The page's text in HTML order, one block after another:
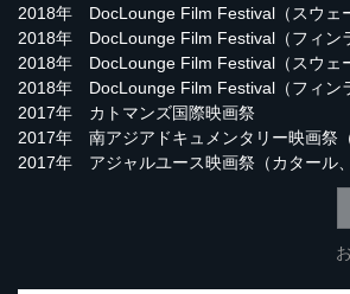
2018年 DocLounge Film Festival（スウェ
2018年 DocLounge Film Festival（フィン
2018年 DocLounge Film Festival（スウェ
2018年 DocLounge Film Festival（フィン
2017年 カトマンズ国際映画祭
2017年 南アジアドキュメンタリー映画祭
2017年 アジャルユース映画祭（カタール、